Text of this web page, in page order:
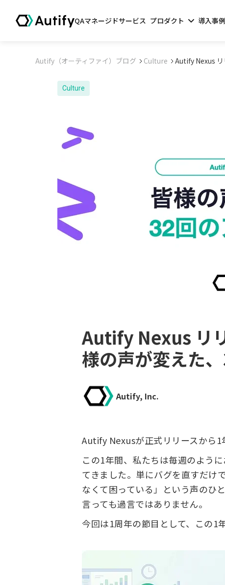
QAマネージドサービス プロダクト 導入事例
Autify（オーティファイ）ブログ Culture Autify Nexus リ
Culture
Autify Nexus リ
様の声が変えた
Autify, Inc.
Autify Nexusが正式リリースから1
この1年間、私たちは毎週のよう
てきました。単にバグを直すだけ
なくて困っている」という声のひ
言っても過言ではありません。
今回は1周年の節目として、この1